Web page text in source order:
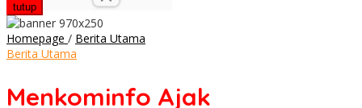
tutup
Homepage / Berita Utama
Perdamaian
Berita Utama
Menkominfo Ajak